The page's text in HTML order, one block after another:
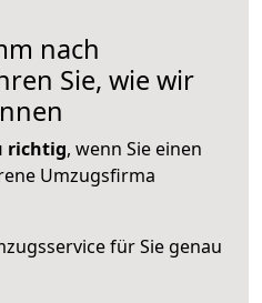
nach
Sie, wie wir
richtig, wenn Sie einen
Umzugsfirma
für Sie genau